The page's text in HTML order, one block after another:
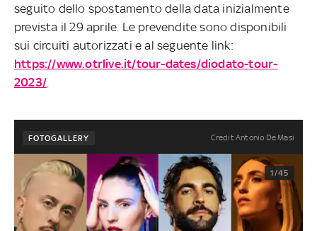
seguito dello spostamento della data inizialmente
prevista il 29 aprile. Le prevendite sono disponibili
sui circuiti autorizzati e al seguente link:
https://www.otrlive.it/tour-dates/diodato-tour-
2023/
FOTOGALLERY Credit Antonio De Masi
1/45